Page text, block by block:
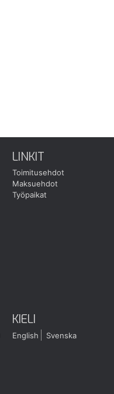
LINKIT
Toimitusehdot
Maksuehdot
Työpaikat
KIELI
English Svenska